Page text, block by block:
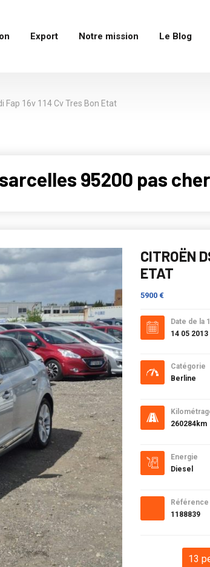
Export Notre mission Le Blog
Fap 16v 114 Cv Tres Bon Etat
95200 pas cher
CITROËN
ETAT
5900 €
Date de la
14 05 2013
Catégorie
Berline
260284km
Energie
Diesel
Référence
1188839
13